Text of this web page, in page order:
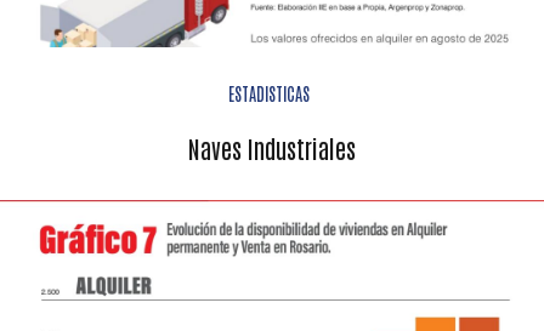
ESTADISTICAS
Naves Industriales